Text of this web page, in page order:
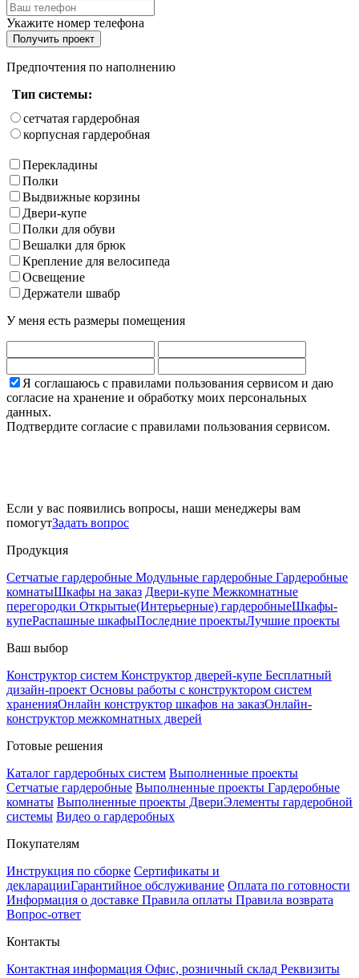
Укажите номер телефона
Получить проект
Предпочтения по наполнению
Тип системы:
сетчатая гардеробная
корпусная гардеробная
Перекладины
Полки
Выдвижные корзины
Двери-купе
Полки для обуви
Вешалки для брюк
Крепление для велосипеда
Освещение
Держатели швабр
У меня есть размеры помещения
Я соглашаюсь с правилами пользования сервисом и даю
согласие на хранение и обработку моих персональных
данных.
Подтвердите согласие с правилами пользования сервисом.
Если у вас появились вопросы, наши менеджеры вам
помогутЗадать вопрос
Продукция
Сетчатые гардеробные Модульные гардеробные Гардеробные
комнатыШкафы на заказ Двери-купе Межкомнатные
перегородки Открытые(Интерьерные) гардеробныеШкафы-
купеРаспашные шкафыПоследние проектыЛучшие проекты
Ваш выбор
Конструктор систем Конструктор дверей-купе Бесплатный
дизайн-проект Основы работы с конструктором систем
храненияОнлайн конструктор шкафов на заказОнлайн-
конструктор межкомнатных дверей
Готовые решения
Каталог гардеробных систем Выполненные проекты
Сетчатые гардеробные Выполненные проекты Гардеробные
комнаты Выполненные проекты ДвериЭлементы гардеробной
системы Видео о гардеробных
Покупателям
Инструкция по сборке Сертификаты и
декларацииГарантийное обслуживание Оплата по готовности
Информация о доставке Правила оплаты Правила возврата
Вопрос-ответ
Контакты
Контактная информация Офис, розничный склад Реквизиты